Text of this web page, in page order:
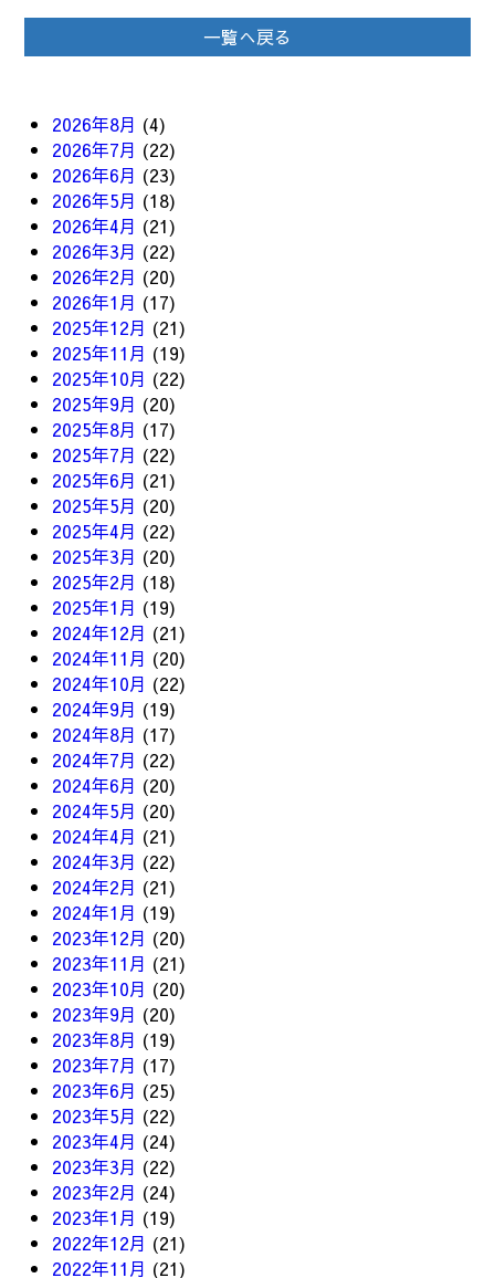
一覧へ戻る
2026年8月 (4)
2026年7月 (22)
2026年6月 (23)
2026年5月 (18)
2026年4月 (21)
2026年3月 (22)
2026年2月 (20)
2026年1月 (17)
2025年12月 (21)
2025年11月 (19)
2025年10月 (22)
2025年9月 (20)
2025年8月 (17)
2025年7月 (22)
2025年6月 (21)
2025年5月 (20)
2025年4月 (22)
2025年3月 (20)
2025年2月 (18)
2025年1月 (19)
2024年12月 (21)
2024年11月 (20)
2024年10月 (22)
2024年9月 (19)
2024年8月 (17)
2024年7月 (22)
2024年6月 (20)
2024年5月 (20)
2024年4月 (21)
2024年3月 (22)
2024年2月 (21)
2024年1月 (19)
2023年12月 (20)
2023年11月 (21)
2023年10月 (20)
2023年9月 (20)
2023年8月 (19)
2023年7月 (17)
2023年6月 (25)
2023年5月 (22)
2023年4月 (24)
2023年3月 (22)
2023年2月 (24)
2023年1月 (19)
2022年12月 (21)
2022年11月 (21)